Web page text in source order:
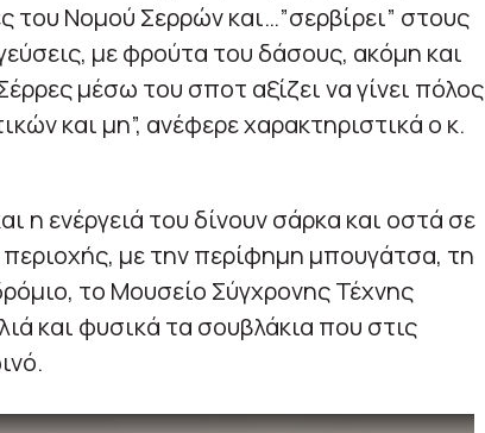
του Νομού Σερρών και…”σερβίρει” στους
με φρούτα του δάσους, ακόμη και
μέσω του σποτ αξίζει να γίνει πόλος
και μη”, ανέφερε χαρακτηριστικά ο κ.
η ενέργειά του δίνουν σάρκα και οστά σε
με την περίφημη μπουγάτσα, τη
το Μουσείο Σύγχρονης Τέχνης
και φυσικά τα σουβλάκια που στις